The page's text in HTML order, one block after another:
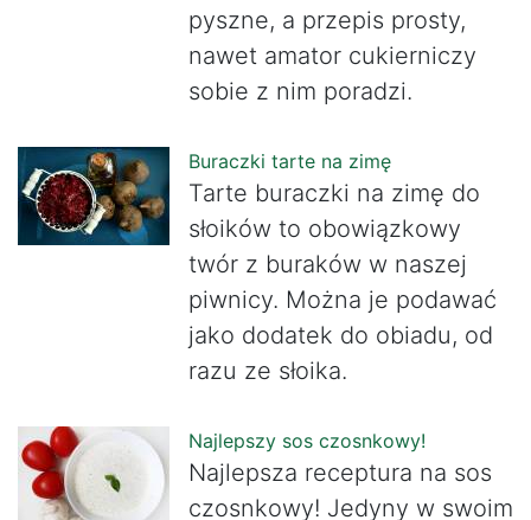
pyszne, a przepis prosty,
nawet amator cukierniczy
sobie z nim poradzi.
Buraczki tarte na zimę
Tarte buraczki na zimę do
słoików to obowiązkowy
twór z buraków w naszej
piwnicy. Można je podawać
jako dodatek do obiadu, od
razu ze słoika.
Najlepszy sos czosnkowy!
Najlepsza receptura na sos
czosnkowy! Jedyny w swoim